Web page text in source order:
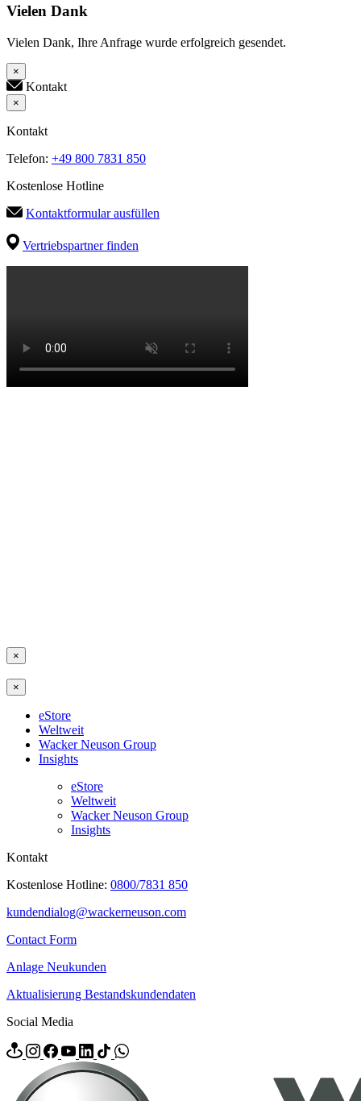
Vielen Dank
Vielen Dank, Ihre Anfrage wurde erfolgreich gesendet.
×
Kontakt
×
Kontakt
Telefon: +49 800 7831 850
Kostenlose Hotline
Kontaktformular ausfüllen
Vertriebspartner finden
×
×
eStore
Weltweit
Wacker Neuson Group
Insights
eStore
Weltweit
Wacker Neuson Group
Insights
Kontakt
Kostenlose Hotline: 0800/7831 850
kundendialog@wackerneuson.com
Contact Form
Anlage Neukunden
Aktualisierung Bestandskundendaten
Social Media